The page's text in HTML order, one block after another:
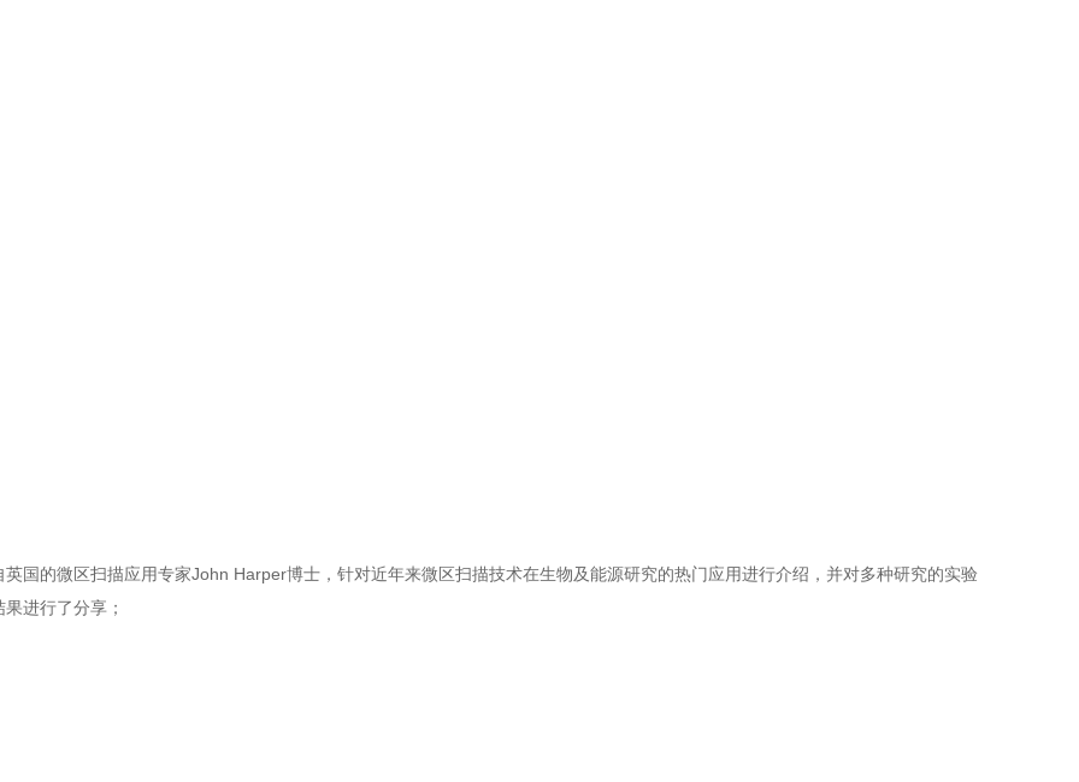
英国的微区扫描应用专家John Harper博士，针对近年来微区扫描技术在生物及能源研究的热门应用进行介绍，并对多种研究的实验
进行了分享；